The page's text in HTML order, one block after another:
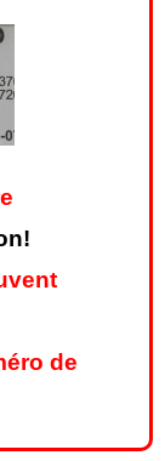
de